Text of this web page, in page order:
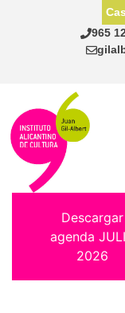
965
Descargar
agenda
2026